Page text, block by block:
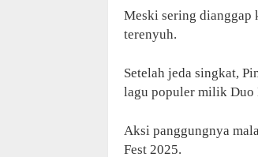
Meski sering dianggap
terenyuh.
Setelah jeda singkat,
lagu populer milik Duo
Aksi panggungnya
Fest 2025.